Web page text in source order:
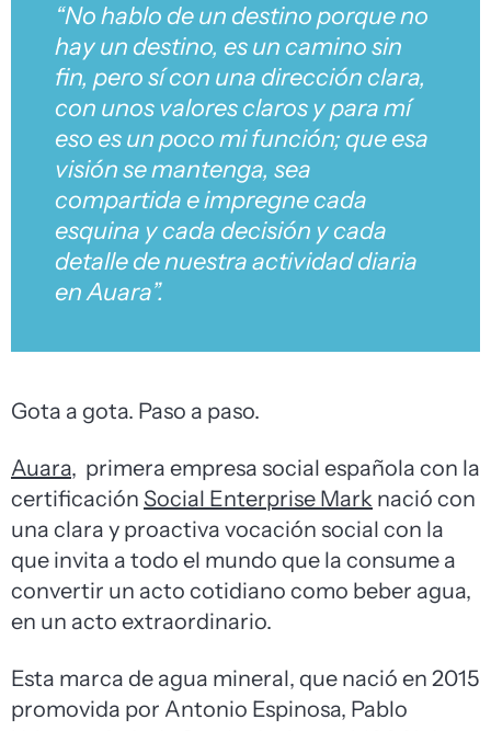
“No hablo de un destino porque no
hay un destino, es un camino sin
fin, pero sí con una dirección clara,
con unos valores claros y para mí
eso es un poco mi función; que esa
visión se mantenga, sea
compartida e impregne cada
esquina y cada decisión y cada
detalle de nuestra actividad diaria
en Auara”.
Gota a gota. Paso a paso.
Auara, primera empresa social española con la
certificación Social Enterprise Mark nació con
una clara y proactiva vocación social con la
que invita a todo el mundo que la consume a
convertir un acto cotidiano como beber agua,
en un acto extraordinario.
Esta marca de agua mineral, que nació en 2015
promovida por Antonio Espinosa, Pablo